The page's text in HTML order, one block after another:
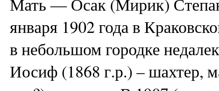
Мать — Осак (Мирик)
января 1902 года в
в небольшом городке
Иосиф (1868 г.р.) – шахтер,